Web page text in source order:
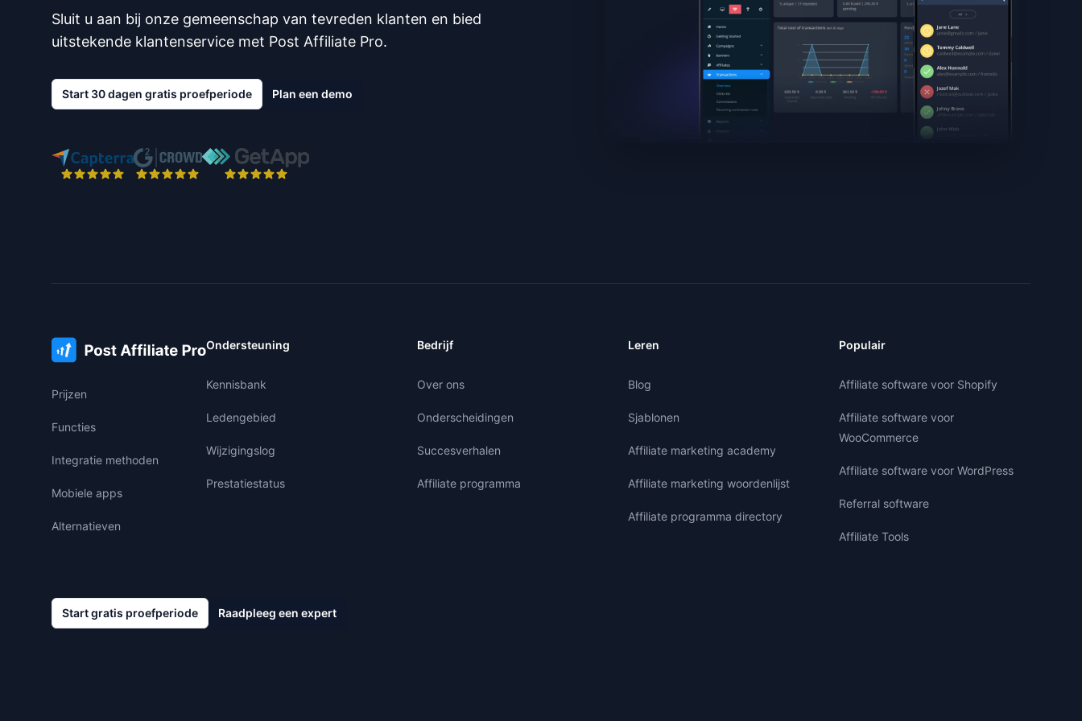
Sluit u aan bij onze gemeenschap van tevreden klanten en bied
uitstekende klantenservice met Post Affiliate Pro.
Start 30 dagen gratis proefperiode Plan een demo
Prijzen
Functies
Integratie methoden
Mobiele apps
Alternatieven
Ondersteuning
Kennisbank
Ledengebied
Wijzigingslog
Prestatiestatus
Bedrijf
Over ons
Onderscheidingen
Succesverhalen
Affiliate programma
Leren
Blog
Sjablonen
Affiliate marketing academy
Affiliate marketing woordenlijst
Affiliate programma directory
Populair
Affiliate software voor Shopify
Affiliate software voor
WooCommerce
Affiliate software voor WordPress
Referral software
Affiliate Tools
Start gratis proefperiode Raadpleeg een expert